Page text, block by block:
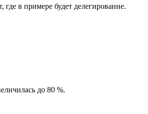
где в примере будет делегирование.
до 80 %.